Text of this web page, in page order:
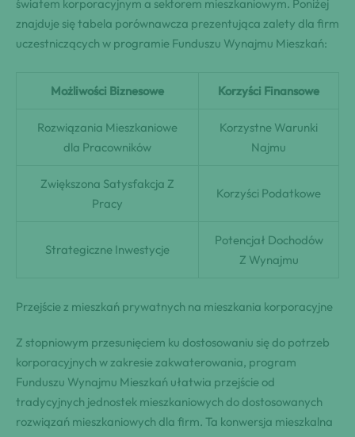
światem korporacyjnym a sektorem mieszkaniowym. Poniżej
znajduje się tabela porównawcza prezentująca zalety dla firm
uczestniczących w programie Funduszu Wynajmu Mieszkań:
Możliwości Biznesowe Korzyści Finansowe
Rozwiązania Mieszkaniowe
dla Pracowników
Korzystne Warunki
Najmu
Zwiększona Satysfakcja Z
Pracy
Korzyści Podatkowe
Strategiczne Inwestycje
Potencjał Dochodów
Z Wynajmu
Przejście z mieszkań prywatnych na mieszkania korporacyjne
Z stopniowym przesunięciem ku dostosowaniu się do potrzeb
korporacyjnych w zakresie zakwaterowania, program
Funduszu Wynajmu Mieszkań ułatwia przejście od
tradycyjnych jednostek mieszkaniowych do dostosowanych
rozwiązań mieszkaniowych dla firm. Ta konwersja mieszkalna